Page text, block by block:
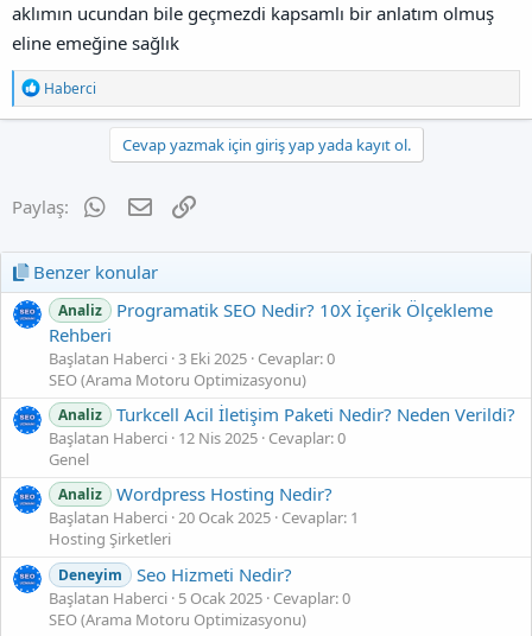
aklımın ucundan bile geçmezdi kapsamlı bir anlatım olmuş
eline emeğine sağlık
T
e
p
e
r
Haberci
Cevap yazmak için giriş yap yada kayıt ol.
Paylaş: WhatsApp
E-posta
Benzer konular
Analiz
Programatik SEO Nedir? 10X İçerik Ölçekleme
Rehberi
Başlatan Haberci 3 Eki 2025 Cevaplar: 0
SEO (Arama Motoru Optimizasyonu)
Analiz Turkcell Acil İletişim Paketi Nedir? Neden Verildi?
Başlatan Haberci 12 Nis 2025 Cevaplar: 0
Genel
Analiz Wordpress Hosting Nedir?
Başlatan Haberci 20 Ocak 2025 Cevaplar: 1
Hosting Şirketleri
Deneyim Seo Hizmeti Nedir?
Başlatan Haberci 5 Ocak 2025 Cevaplar: 0
SEO (Arama Motoru Optimizasyonu)